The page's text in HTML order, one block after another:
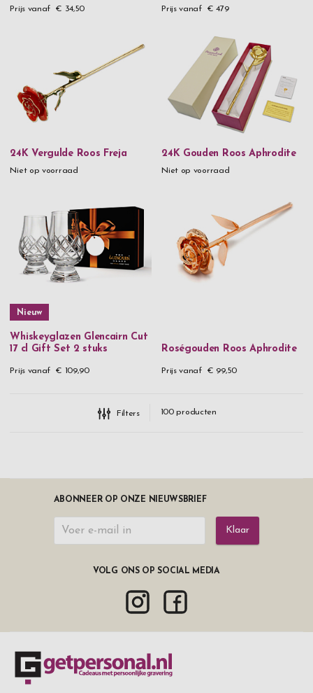
Prijs vanaf € 34,50 Prijs vanaf € 479
24K Vergulde Roos Freja
Niet op voorraad
24K Gouden Roos Aphrodite
Niet op voorraad
Nieuw
Whiskeyglazen Glencairn Cut
17 cl Gift Set 2 stuks
Prijs vanaf € 109,90
Roségouden Roos Aphrodite
Prijs vanaf € 99,50
Filters 100producten
ABONNEER OP ONZE NIEUWSBRIEF
Klaar
VOLG ONS OP SOCIAL MEDIA